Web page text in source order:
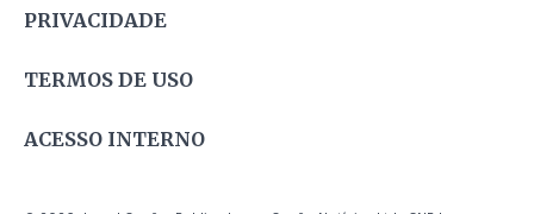
PRIVACIDADE
TERMOS DE USO
ACESSO INTERNO